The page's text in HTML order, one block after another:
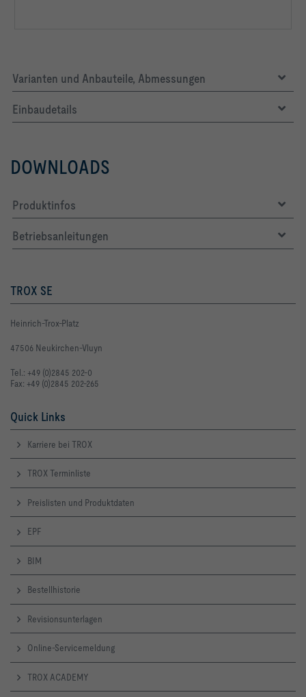
Varianten und Anbauteile, Abmessungen
Einbaudetails
DOWNLOADS
Produktinfos
Betriebsanleitungen
TROX SE
Heinrich-Trox-Platz
47506 Neukirchen-Vluyn
Tel.: +49 (0)2845 202-0
Fax: +49 (0)2845 202-265
Quick Links
Karriere bei TROX
TROX Terminliste
Preislisten und Produktdaten
EPF
BIM
Bestellhistorie
Revisionsunterlagen
Online-Servicemeldung
TROX ACADEMY